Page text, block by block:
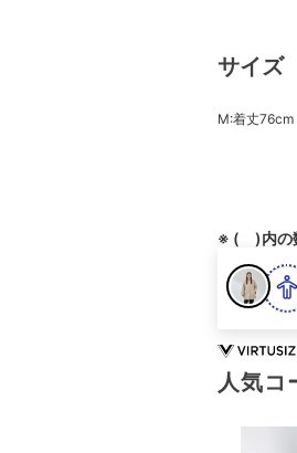
サイズ
M:着丈
※ ( )内の
人気コ